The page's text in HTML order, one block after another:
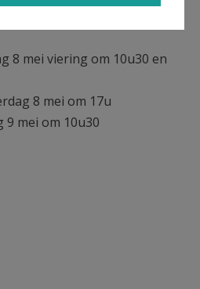
8 mei viering om 10u30 en
8 mei om 17u
9 mei om 10u30